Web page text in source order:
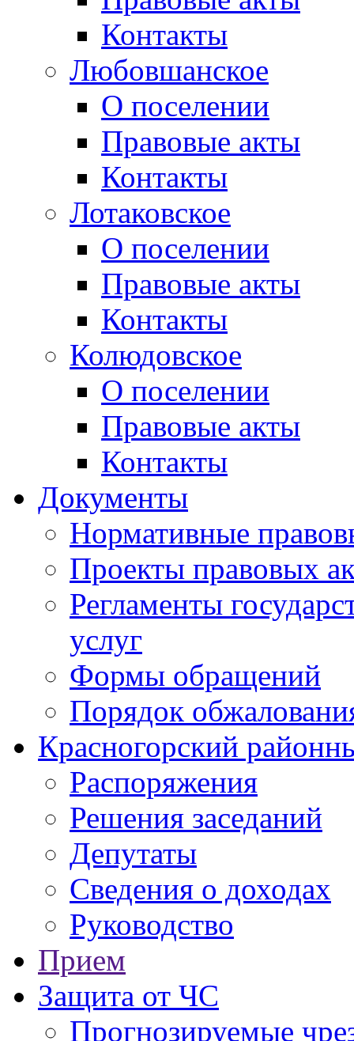
Контакты
Любовшанское
О поселении
Правовые акты
Контакты
Лотаковское
О поселении
Правовые акты
Контакты
Колюдовское
О поселении
Правовые акты
Контакты
Документы
Нормативные
Проекты правовых
Регламенты
услуг
Формы обращений
Порядок
Красногорский
Распоряжения
Решения заседаний
Депутаты
Сведения о доходах
Руководство
Прием
Защита от ЧС
Прогнозируемые